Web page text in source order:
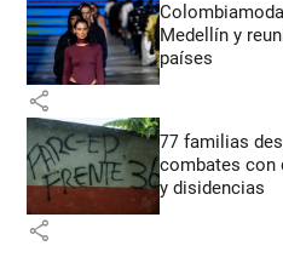
Medellín y
países
share
77 familias
combates con
y disidencias
share